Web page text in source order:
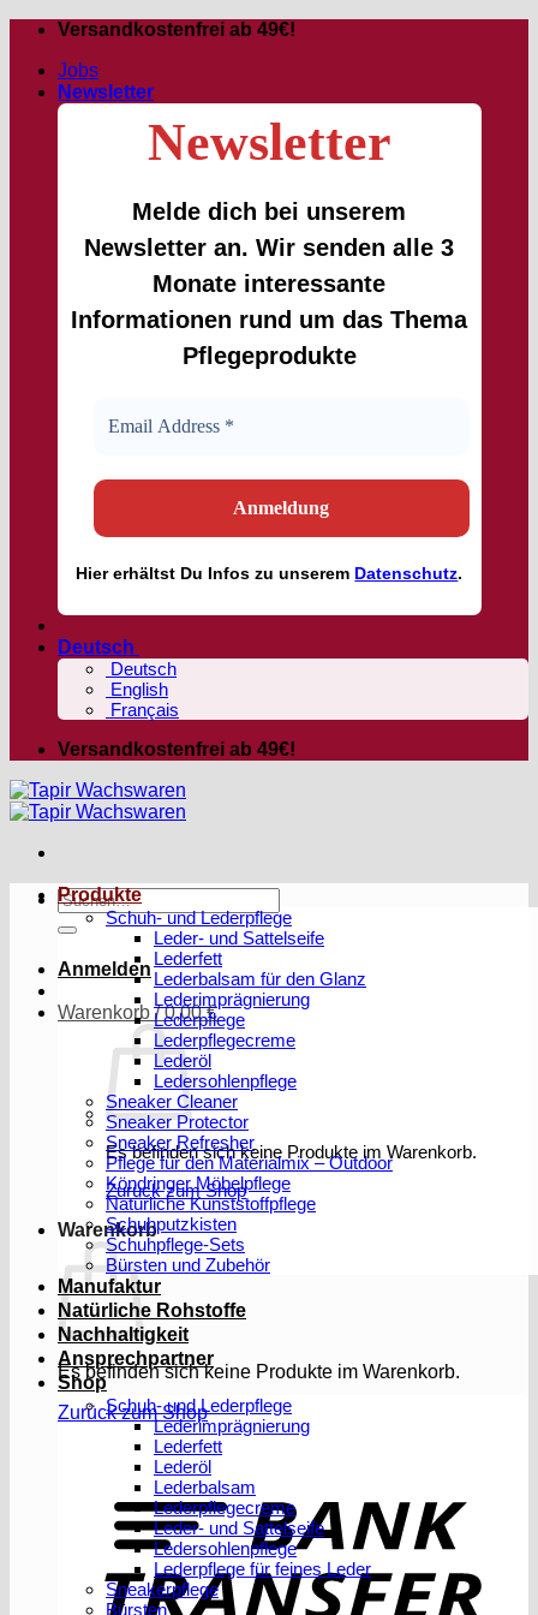
Zum
springen
Versandkostenfrei ab 49€!
Jobs
Newsletter
Newsletter
Melde dich bei unserem
Newsletter an. Wir senden alle 3
Monate interessante
Informationen rund um das Thema
Pflegeprodukte
Hiererhältst Du Infos zu unserem Datenschutz.
Deutsch
Deutsch
English
Français
Versandkostenfrei ab 49€!
Suchen
nach:
Anmelden
Warenkorb /0,00€
Es befinden sich keine Produkte im Warenkorb.
Zurück zum Shop
Warenkorb
Es befinden sich keine Produkte im Warenkorb.
Zurück zum Shop
Produkte
Schuh- und Lederpflege
Leder- und Sattelseife
Lederfett
Lederbalsam für den Glanz
Lederimprägnierung
Lederpflege
Lederpflegecreme
Lederöl
Ledersohlenpflege
Sneaker Cleaner
Sneaker Protector
Sneaker Refresher
Pflege für den Materialmix – Outdoor
Köndringer Möbelpflege
Natürliche Kunststoffpflege
Schuhputzkisten
Schuhpflege-Sets
Bürsten und Zubehör
Manufaktur
Natürliche Rohstoffe
Nachhaltigkeit
Ansprechpartner
Shop
Schuh- und Lederpflege
Lederimprägnierung
Lederfett
Lederöl
Lederbalsam
Lederpflegecreme
Leder- und Sattelseife
Ledersohlenpflege
Lederpflege für feines Leder
Sneakerpflege
Bürsten